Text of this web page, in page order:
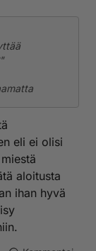
eli ei olisi
aloitusta
ihan hyvä